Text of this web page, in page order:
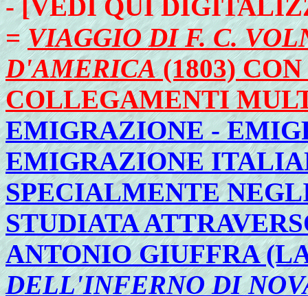
- [VEDI QUI
=VIAGGIO DI F. C.
D'AMERICA(1803)
COLLEGAMENTI
EMIGRAZIONE -
EMIGRAZIONE
SPECIALMENTE
STUDIATA
ANTONIO GIUFFRA
DELL'INFERNO DI